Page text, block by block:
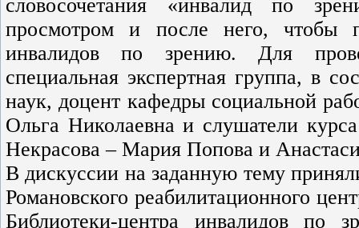
словосочетания «инвалид по
просмотром и после него, чтобы
инвалидов по зрению. Для
специальная экспертная группа, в
наук, доцент кафедры социальной
Ольга Николаевна и слушатели
Некрасова – Мария Попова и
В дискуссии на заданную тему
Романовского реабилитационного
Библиотеки-центра инвалидов